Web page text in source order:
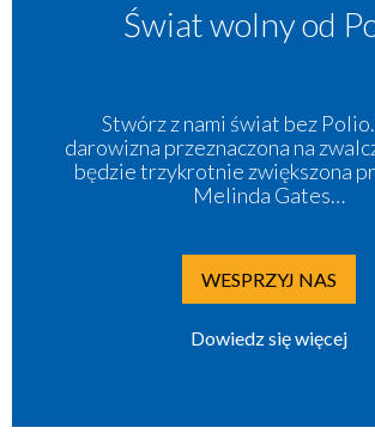
Świat wolny od
Stwórz z nami świat bez
darowizna przeznaczona na
będzie trzykrotnie zwiększona
Melinda Gates…
WESPRZYJ NAS
Dowiedz się więcej